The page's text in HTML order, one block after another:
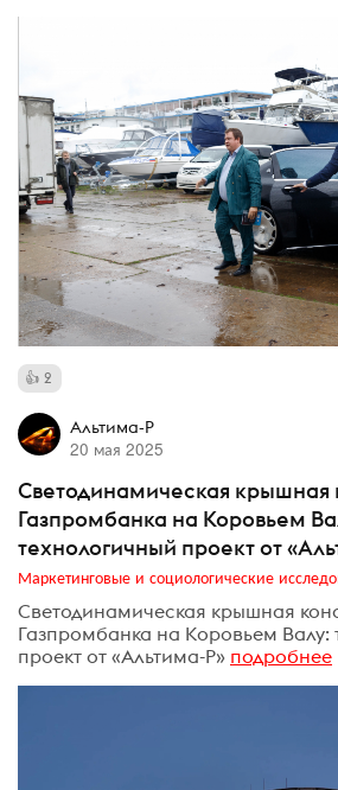
2
Альтима-Р
20 мая 2025
Светодинамическая крышная
Газпромбанка на Коровьем
технологичный проект от
Маркетинговые и социологические
Светодинамическая крышная
Газпромбанка на Коровьем Валу:
проект от «Альтима-Р» подробнее